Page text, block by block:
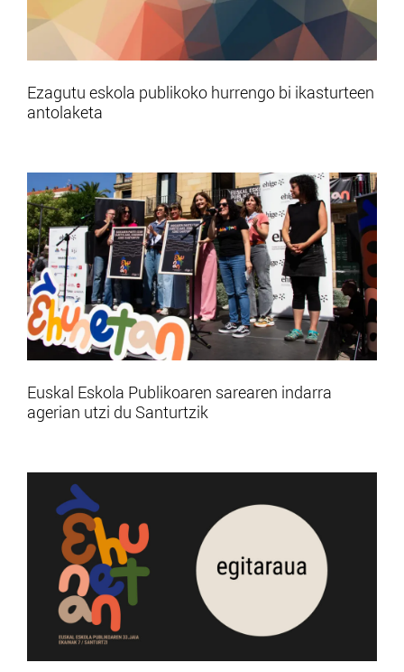
Ezagutu eskola publikoko hurrengo bi ikasturteen
antolaketa
Euskal Eskola Publikoaren sarearen indarra
agerian utzi du Santurtzik